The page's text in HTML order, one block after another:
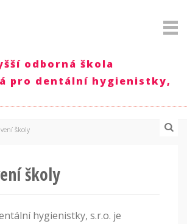
odborná škola
pro dentální hygienistky,
školy
školy
hygienistky, s.r.o. je